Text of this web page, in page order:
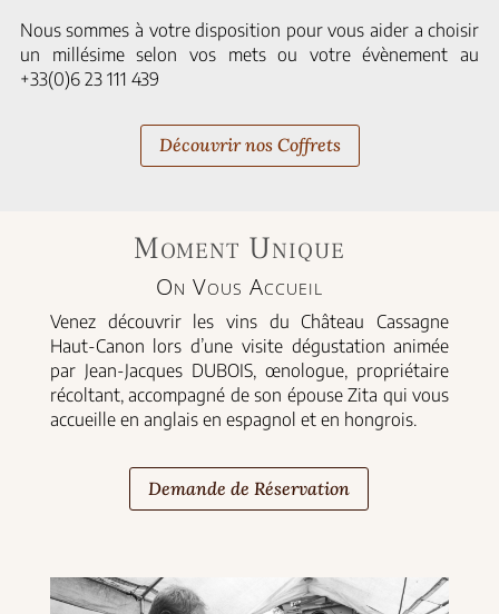
Nous sommes à votre disposition pour vous aider a choisir
un millésime selon vos mets ou votre évènement au
+33(0)6 23 111 439
Découvrir nos Coffrets
Moment Unique
On Vous Accueil
Venez découvrir les vins du Château Cassagne
Haut-Canon lors d’une visite dégustation animée
par Jean-Jacques DUBOIS, œnologue, propriétaire
récoltant, accompagné de son épouse Zita qui vous
accueille en anglais en espagnol et en hongrois.
Demande de Réservation